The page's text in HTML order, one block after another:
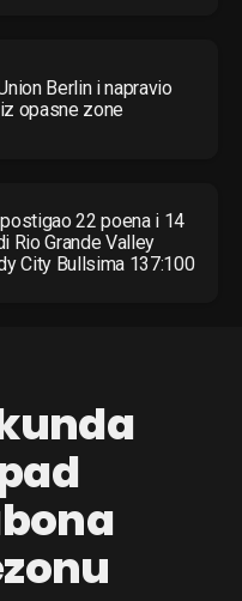
Berlin i napravio
opasne zone
22 poena i 14
Rio Grande Valley
City Bullsima 137:100